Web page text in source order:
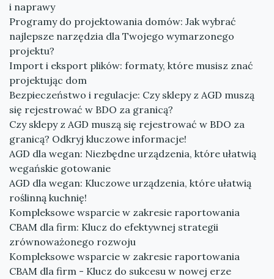
i naprawy
Programy do projektowania domów: Jak wybrać
najlepsze narzędzia dla Twojego wymarzonego
projektu?
Import i eksport plików: formaty, które musisz znać
projektując dom
Bezpieczeństwo i regulacje: Czy sklepy z AGD muszą
się rejestrować w BDO za granicą?
Czy sklepy z AGD muszą się rejestrować w BDO za
granicą? Odkryj kluczowe informacje!
AGD dla wegan: Niezbędne urządzenia, które ułatwią
wegańskie gotowanie
AGD dla wegan: Kluczowe urządzenia, które ułatwią
roślinną kuchnię!
Kompleksowe wsparcie w zakresie raportowania
CBAM dla firm: Klucz do efektywnej strategii
zrównoważonego rozwoju
Kompleksowe wsparcie w zakresie raportowania
CBAM dla firm - Klucz do sukcesu w nowej erze